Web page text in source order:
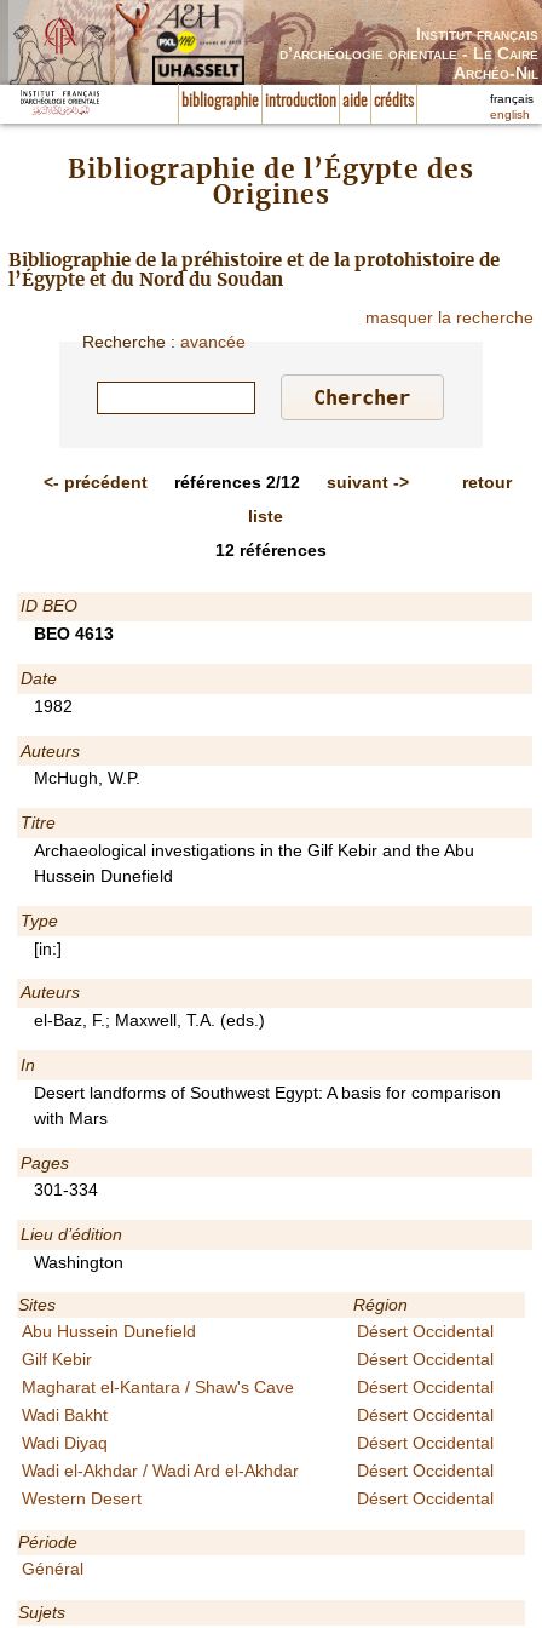
Institut français
d’archéologie orientale - Le Caire
Archéo-Nil
bibliographie introduction aide crédits
français
english
Bibliographie de l’Égypte des
Origines
Bibliographie de la préhistoire et de la protohistoire de
l’Égypte et du Nord du Soudan
masquer la recherche
Recherche :avancée
<- précédent références2/12 suivant->
retour
liste
12 références
ID BEO
BEO 4613
Date
1982
Auteurs
McHugh, W.P.
Titre
Archaeological investigations in the Gilf Kebir and the Abu
Hussein Dunefield
Type
[in:]
Auteurs
el-Baz, F.; Maxwell, T.A. (eds.)
In
Desert landforms of Southwest Egypt: A basis for comparison
with Mars
Pages
301-334
Lieu d’édition
Washington
Sites
Région
Abu Hussein Dunefield
Désert Occidental
Gilf Kebir
Désert Occidental
Magharat el-Kantara / Shaw's Cave
Désert Occidental
Wadi Bakht
Désert Occidental
Wadi Diyaq
Désert Occidental
Wadi el-Akhdar / Wadi Ard el-Akhdar
Désert Occidental
Western Desert
Désert Occidental
Période
Général
Sujets